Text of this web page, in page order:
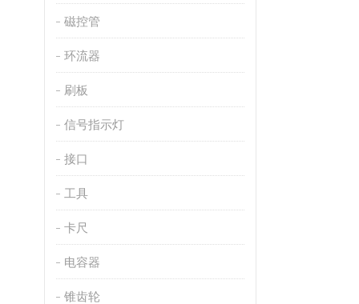
磁控管
环流器
刷板
信号指示灯
接口
工具
卡尺
电容器
锥齿轮